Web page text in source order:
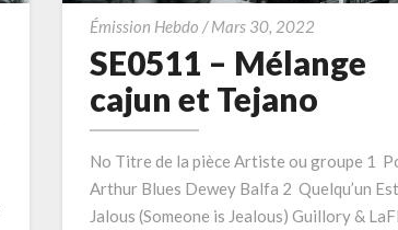
Émission Hebdo /Mars 30, 2022
–
Mélange
cajun
Tejano
SE0511 – Mélange
cajun et Tejano
No Titre de la pièce Artiste ou groupe 1
Arthur Blues Dewey Balfa 2 Quelqu’un Est
Jalous (Someone is Jealous) Guillory &